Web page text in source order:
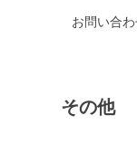
お問い合
その他